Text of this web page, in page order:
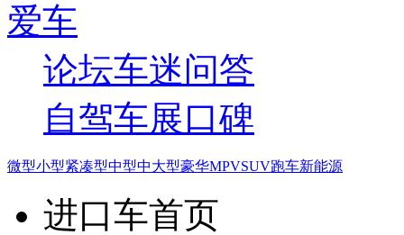
爱车
论坛车迷问答
自驾车展口碑
微型小型紧凑型中型中大型豪华MPVSUV跑车新能源
进口车首页